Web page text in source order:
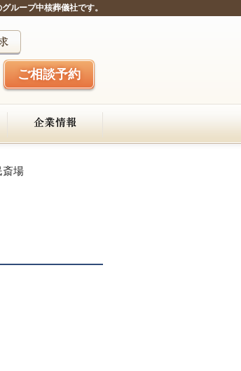
ループ中核葬儀社です。
ご相談予約
斎場